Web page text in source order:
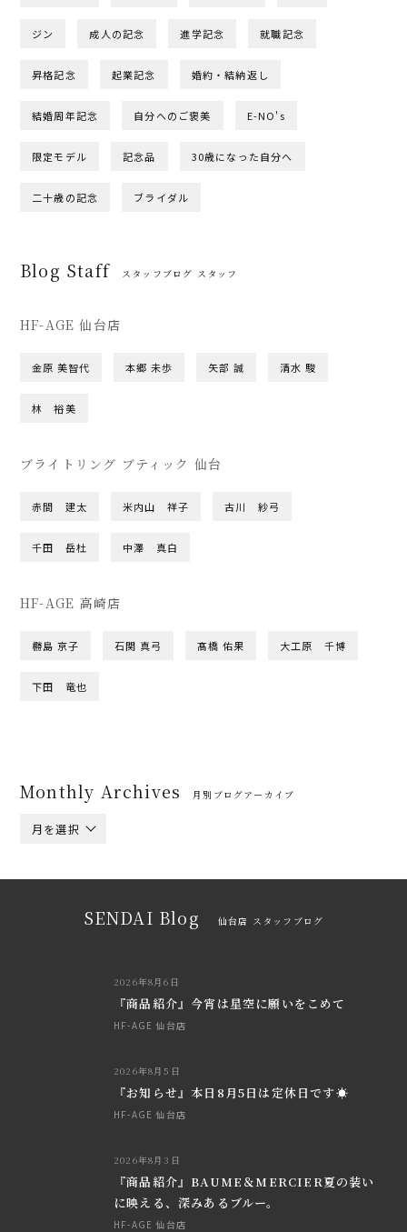
ジン 成人の記念 進学記念 就職記念
昇格記念 起業記念 婚約・結納返し
結婚周年記念 自分へのご褒美 E-NO's
限定モデル 記念品 30歳になった自分へ
二十歳の記念 ブライダル
Blog Staff スタッフブログ スタッフ
HF-AGE 仙台店
金原 美智代 本郷 未歩 矢部 誠 清水 駿
林 裕美
ブライトリング ブティック 仙台
赤間 建太 米内山 祥子 古川 紗弓
千田 岳杜 中澤 真白
HF-AGE 高崎店
橳島 京子 石関 真弓 髙橋 佑果 大工原 千博
下田 竜也
Monthly Archives 月別ブログアーカイブ
月を選択
SENDAI Blog 仙台店 スタッフブログ
2026年8月6日
『商品紹介』今宵は星空に願いをこめて
HF-AGE 仙台店
2026年8月5日
『お知らせ』本日8月5日は定休日です☀
HF-AGE 仙台店
2026年8月3日
『商品紹介』BAUME＆MERCIER夏の装い
に映える、深みあるブルー。
HF-AGE 仙台店